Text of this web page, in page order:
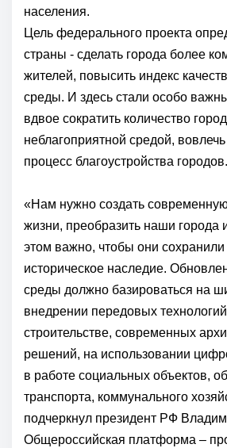
населения.
Цель федерального проекта
страны - сделать города более
жителей, повысить индекс
среды. И здесь стали особо
вдвое сократить количество
неблагоприятной средой,
процесс благоустройства городов.
«Нам нужно создать
жизни, преобразить наши города
этом важно, чтобы они
историческое наследие.
среды должно базироваться на
внедрении передовых
строительстве, современных
решений, на использовании
в работе социальных объектов,
транспорта, коммунального
подчеркнул президент РФ
Общероссийская платформа –